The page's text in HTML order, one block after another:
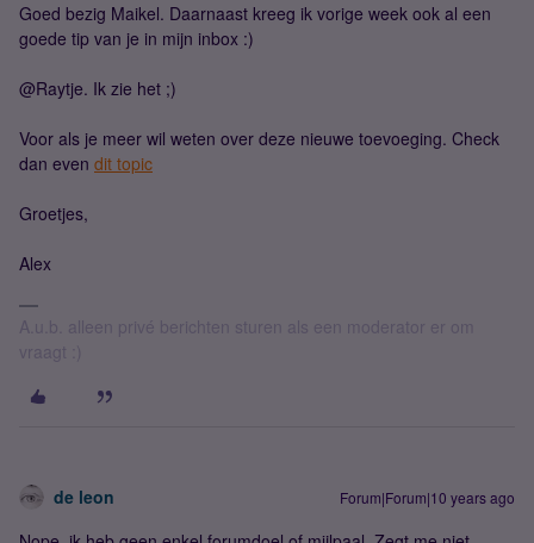
Goed bezig Maikel. Daarnaast kreeg ik vorige week ook al een
goede tip van je in mijn inbox :)
@Raytje. Ik zie het ;)
Voor als je meer wil weten over deze nieuwe toevoeging. Check
dan even dit topic
Groetjes,
Alex
A.u.b. alleen privé berichten sturen als een moderator er om
vraagt :)
de leon Forum|Forum|10 years ago